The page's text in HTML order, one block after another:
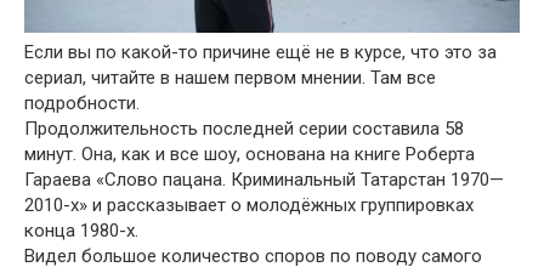
Если вы по какой-то причине ещё не в курсе, что это за
сериал, читайте в нашем первом мнении. Там все
подробности.
Продолжительность последней серии составила 58
минут. Она, как и все шоу, основана на книге Роберта
Гараева «Слово пацана. Криминальный Татарстан 1970—
2010-х» и рассказывает о молодёжных группировках
конца 1980-х.
Видел большое количество споров по поводу самого